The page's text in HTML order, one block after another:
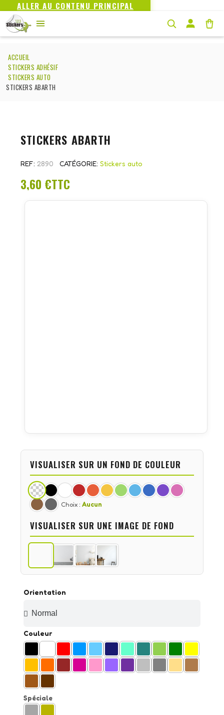
ALLER AU CONTENU PRINCIPAL
ACCUEIL
STICKERS ADHÉSIF
STICKERS AUTO
STICKERS ABARTH
STICKERS ABARTH
REF 2890 CATÉGORIE Stickers auto
3,60 €TTC
Orientation
Couleur
Spéciale
VISUALISER SUR UN FOND DE COULEUR
Choix : Aucun
VISUALISER SUR UNE IMAGE DE FOND